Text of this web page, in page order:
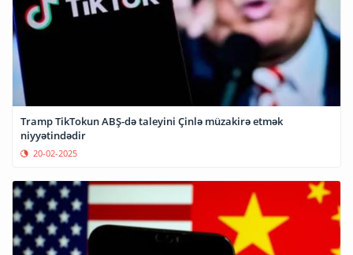
Tramp TikTokun ABŞ-də taleyini Çinlə müzakirə etmək
niyyətindədir
20-02-2025